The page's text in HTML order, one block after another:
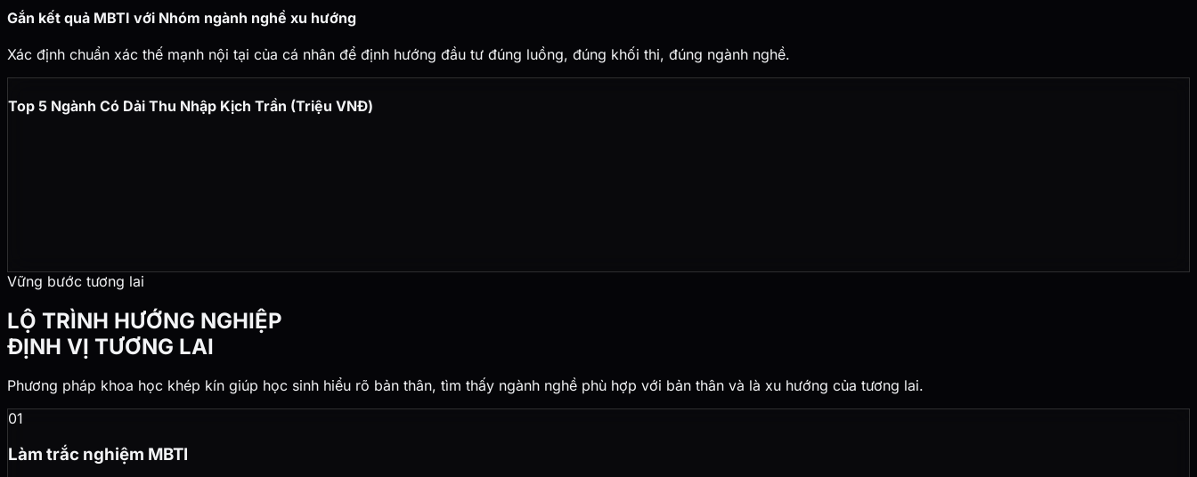
Gắn kết quả MBTI với Nhóm ngành nghề xu hướng
Xác định chuẩn xác thế mạnh nội tại của cá nhân để định hướng đầu tư đúng luồng, đúng khối thi, đúng ngành nghề.
Top 5 Ngành Có Dải Thu Nhập Kịch Trần (Triệu VNĐ)
Vững bước tương lai
LỘ TRÌNH HƯỚNG NGHIỆP
ĐỊNH VỊ TƯƠNG LAI
Phương pháp khoa học khép kín giúp học sinh hiểu rõ bản thân, tìm thấy ngành nghề phù hợp với bản thân và là xu hướng của tương lai.
01
Làm trắc nghiệm MBTI